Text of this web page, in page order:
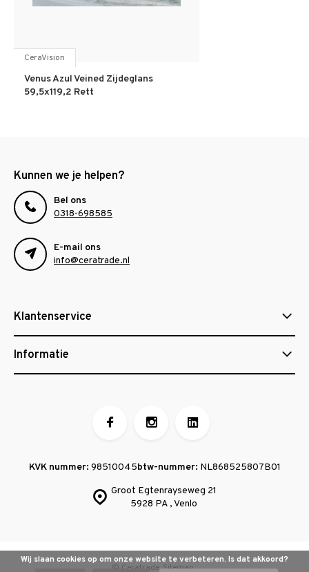
CeraVision
Venus Azul Veined Zijdeglans
59,5x119,2 Rett
Kunnen we je helpen?
Bel ons
0318-698585
E-mail ons
info@ceratrade.nl
Klantenservice
Informatie
Groot Egtenrayseweg 21
5928 PA , Venlo
KVK nummer: 98510045btw-nummer: NL868525807B01
© Ceratrade Sitemap
Wij slaan cookies op om onze website te verbeteren. Is dat akkoord?